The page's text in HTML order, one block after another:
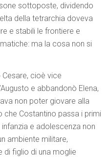
sottoposte, dividendo
della tetrarchia doveva
e stabili le frontiere e
ma la cosa non si
cioè vice
e abbandonò Elena,
non poter giovare alla
che Costantino passa i primi
e adolescenza non
ambiente militare,
figlio di una moglie